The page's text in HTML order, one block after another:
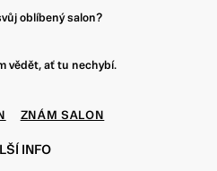
oblíbený salon?
vědět, ať tu nechybí.
ZNÁM SALON
INFO